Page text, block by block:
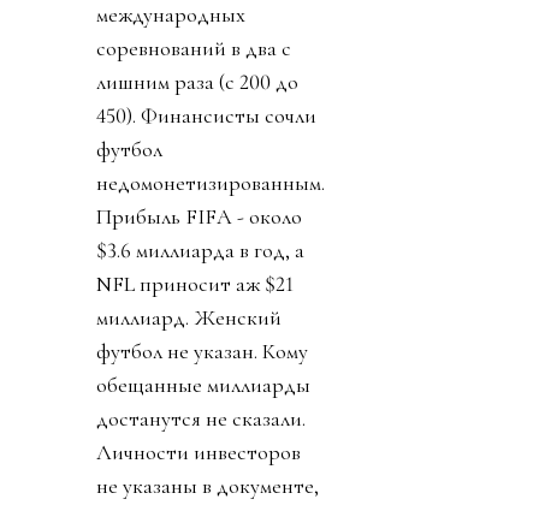
международных
соревнований в два с
лишним раза (с 200 до
450). Финансисты сочли
футбол
недомонетизированным.
Прибыль FIFA - около
$3.6 миллиарда в год, а
NFL приносит аж $21
миллиард. Женский
футбол не указан. Кому
обещанные миллиарды
достанутся не сказали.
Личности инвесторов
не указаны в документе,